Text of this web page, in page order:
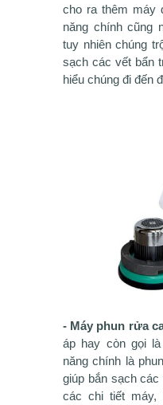
cho ra thêm máy
năng chính cũng
tuy nhiên chúng
sạch các vết bẩn
hiểu chúng đi đến
- Máy phun rửa
áp hay còn gọi
năng chính là
giúp bắn sạch
các chi tiết máy,